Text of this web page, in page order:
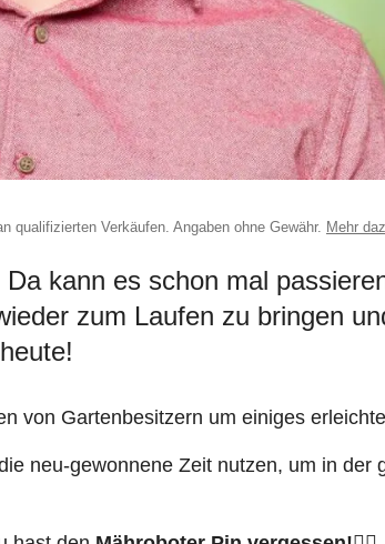
qualifizierten Verkäufen. Angaben ohne Gewähr. Mehr
kann es schon mal
zum Laufen zu bringen
von Gartenbesitzern um einiges
neu-gewonnene Zeit nutzen, um in